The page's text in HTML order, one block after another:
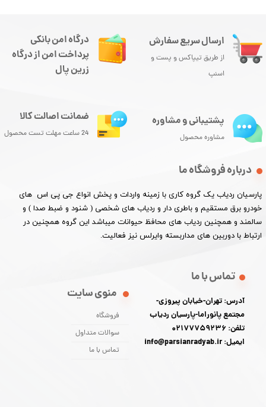
ارسال سریع سفارش
از طریق تیپاکس و پست و
اسنپ
درباره فروشگاه ما
پارسیان ردیاب یک گروه کاری با زمینه واردات و پخش انواع جی پی اس های
خودرو برق مستقیم و باطری دار و ردیاب های شخصی ( شنود و ضبط صدا ) و
سالمند و همچنین ردیاب های محافظ حیوانات میباشد این گروه همچنین در
ارتباط با دوربین های مداربسته وایرلس نیز فعالیت.​​​​​​​
منوی سایت
فروشگاه
سوالات متداول
تماس با ما
تماس با ما
آدرس: تهران-خیابان پیروزی-
مجتمع پانوراما-پارسیان ردیاب
تلفن: 02177759236
ایمیل: info@parsianradyab.ir
درگاه امن بانکی
پرداخت امن از درگاه
زرین پال
پشتیبانی و مشاوره
مشاوره محصول
ضمانت اصالت کالا
24 ساعت مهلت تست محصول